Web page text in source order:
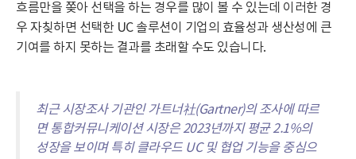
흐름만을 쫒아 선택을 하는 경우를 많이 볼 수 있는데 이러한 경
우 자칮하면 선택한 UC 솔루션이 기업의 효율성과 생산성에 큰
기여를 하지 못하는 결과를 초래할 수도 있습니다.
최근 시장조사 기관인 가트너社(Gartner)의 조사에 따르
면 통합커뮤니케이션 시장은 2023년까지 평균 2.1%의
성장을 보이며 특히 클라우드 UC 및 협업 기능을 중심으